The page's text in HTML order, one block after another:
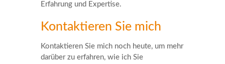
Erfahrung und Expertise.
Kontaktieren Sie mich
Kontaktieren Sie mich noch heute, um mehr
darüber zu erfahren, wie ich Sie